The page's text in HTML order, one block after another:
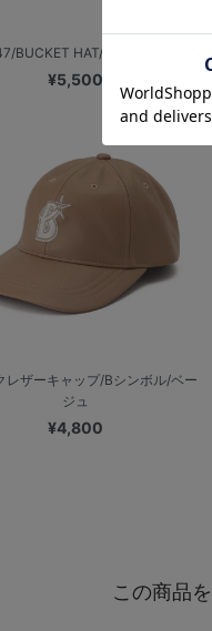
BUCKET HAT/ブラー/...
¥5,500
レザーキャップ/Bシンボル/ベー
ジュ
¥4,800
この商品